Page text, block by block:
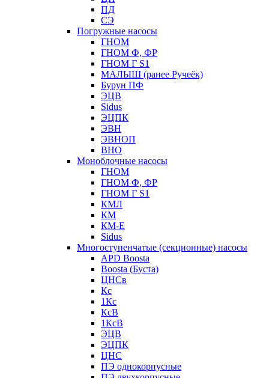
ПД
СЭ
Погружные насосы
ГНОМ
ГНОМ Ф, ФР
ГНОМ Г S1
МАЛЫШ (ранее Ручеёк)
Бурун ПФ
ЭЦВ
Sidus
ЭЦПК
ЭВН
ЭВНОП
ВНО
Моноблочные насосы
ГНОМ
ГНОМ Ф, ФР
ГНОМ Г S1
КМЛ
КМ
КМ-Е
Sidus
Многоступенчатые (секционные) насосы
APD Boosta
Boosta (Буста)
ЦНСв
Кс
1Кс
КсВ
1КсВ
ЭЦВ
ЭЦПК
ЦНС
ПЭ однокорпусные